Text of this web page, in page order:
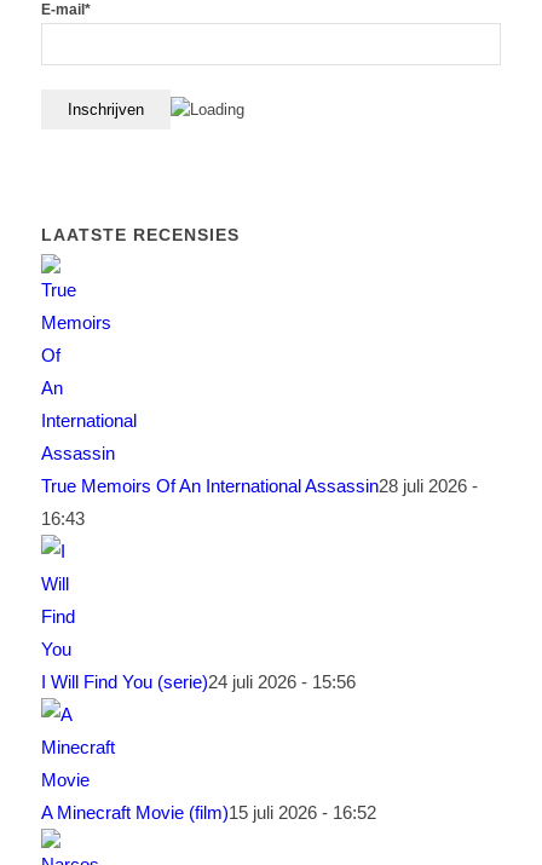
E-mail*
LAATSTE RECENSIES
True Memoirs Of An International Assassin28 juli 2026 -
16:43
I Will Find You (serie)24 juli 2026 - 15:56
A Minecraft Movie (film)15 juli 2026 - 16:52